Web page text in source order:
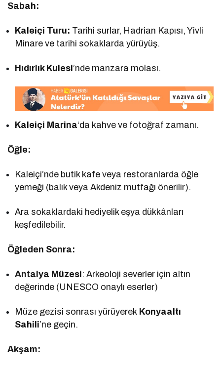
Sabah:
Kaleiçi Turu: Tarihi surlar, Hadrian Kapısı, Yivli
Minare ve tarihi sokaklarda yürüyüş.
Hıdırlık Kulesi’nde manzara molası.
Kaleiçi Marina‘da kahve ve fotoğraf zamanı.
Öğle:
Kaleiçi’nde butik kafe veya restoranlarda öğle
yemeği (balık veya Akdeniz mutfağı önerilir).
Ara sokaklardaki hediyelik eşya dükkânları
keşfedilebilir.
Öğleden Sonra:
Antalya Müzesi: Arkeoloji severler için altın
değerinde (UNESCO onaylı eserler)
Müze gezisi sonrası yürüyerek Konyaaltı
Sahili’ne geçin.
Akşam: